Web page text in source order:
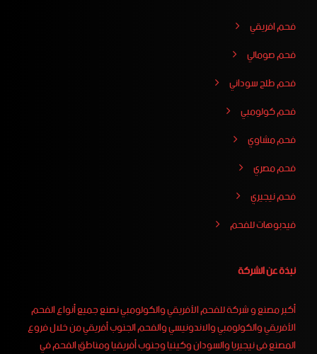
فحم افريقي
فحم صومالي
فحم طلح سوداني
فحم كولومبي
فحم مشاوي
فحم مصري
فحم نيجيري
فيدبوهات للفحم
نبذة عن الشركة
أكبر مصنع و شركة للفحم الأفريقي والكولومبي نصنع جميع أنواع الفحم
الأفريقي والكولومبي والاندونيسي والفحم الجنوب أفريقي من خلال فروع
المصنع فى نيجيريا والسودان وكينيا وجنوب أفريقيا ومناطق الفحم في